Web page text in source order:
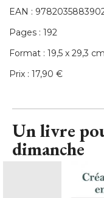
EAN :
Pages : 192
Format : 19,5 x 29,3 cm
Prix : 17,90 €
Un livre
dimanche